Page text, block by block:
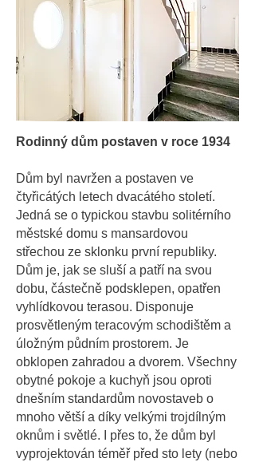
Rodinný dům postaven v roce 1934
Dům byl navržen a postaven ve
čtyřicátých letech dvacátého století.
Jedná se o typickou stavbu solitérního
městské domu s mansardovou
střechou ze sklonku první republiky.
Dům je, jak se sluší a patří na svou
dobu, částečně podsklepen, opatřen
vyhlídkovou terasou. Disponuje
prosvětleným teracovým schodištěm a
úložným půdním prostorem. Je
obklopen zahradou a dvorem. Všechny
obytné pokoje a kuchyň jsou oproti
dnešním standardům novostaveb o
mnoho větší a díky velkými trojdílným
oknům i světlé. I přes to, že dům byl
vyprojektován téměř před sto lety (nebo